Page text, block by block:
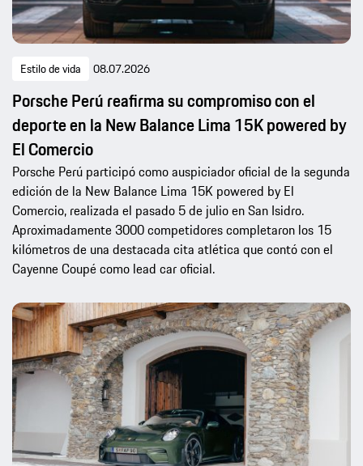
Estilo de vida 08.07.2026
Porsche Perú reafirma su compromiso con el
deporte en la New Balance Lima 15K powered by
El Comercio
Porsche Perú participó como auspiciador oficial de la segunda
edición de la New Balance Lima 15K powered by El
Comercio, realizada el pasado 5 de julio en San Isidro.
Aproximadamente 3000 competidores completaron los 15
kilómetros de una destacada cita atlética que contó con el
Cayenne Coupé como lead car oficial.